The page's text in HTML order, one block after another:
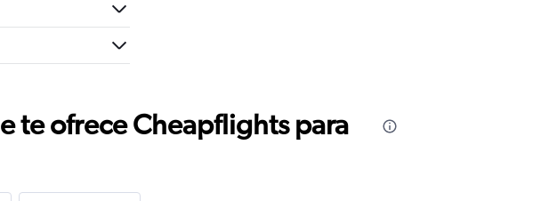
te ofrece Cheapflights para